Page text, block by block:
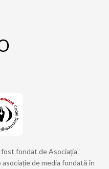
fondat de Asociația
de media fondată în